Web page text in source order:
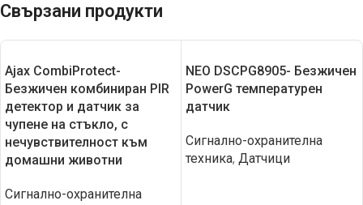
Свързани продукти
Ajax CombiProtect-
Безжичен комбиниран PIR
детектор и датчик за
чупене на стъкло, с
нечувствителност към
домашни животни
Сигнално-охранителна
NEO DSCPG8905- Безжичен
PowerG температурен
датчик
Сигнално-охранителна
техника, Датчици